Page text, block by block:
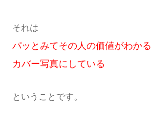
それは
パッとみてその人の価値がわかる
カバー写真にしている
ということです。